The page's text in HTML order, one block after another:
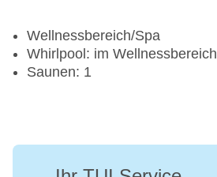
Wellnessbereich/Spa
Whirlpool: im Wellnessbereich
Saunen: 1